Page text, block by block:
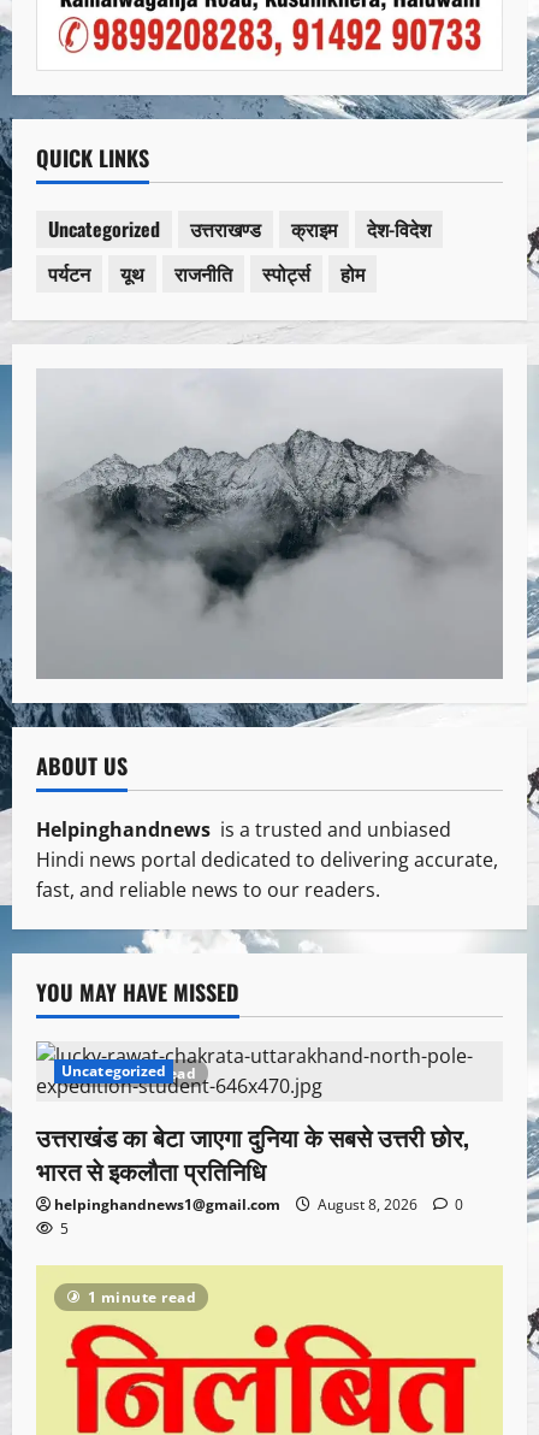
QUICK LINKS
Uncategorized उत्तराखण्ड क्राइम
देश-विदेश
पर्यटन
यूथ राजनीति स्पोर्ट्स होम
ABOUT US
Helpinghandnews is a trusted and unbiased
Hindi news portal dedicated to delivering accurate,
fast, and reliable news to our readers.
YOU MAY HAVE MISSED
1 minute read
Uncategorized
उत्तराखंड का बेटा जाएगा दुनिया के सबसे उत्तरी छोर,
भारत से इकलौता प्रतिनिधि
helpinghandnews1@gmail.com August 8, 2026
0
5
1 minute read